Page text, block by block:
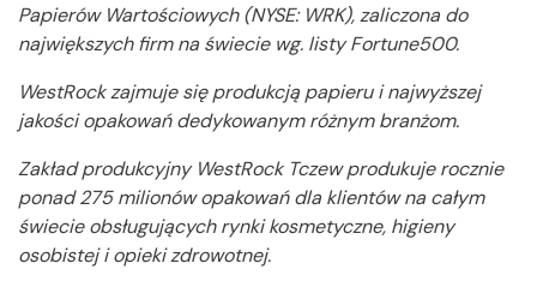
Papierów Wartościowych (NYSE: WRK), zaliczona do
największych firm na świecie wg. listy Fortune500.
WestRock zajmuje się produkcją papieru i najwyższej
jakości opakowań dedykowanym różnym branżom.
Zakład produkcyjny WestRock Tczew produkuje rocznie
ponad 275 milionów opakowań dla klientów na całym
świecie obsługujących rynki kosmetyczne, higieny
osobistej i opieki zdrowotnej.